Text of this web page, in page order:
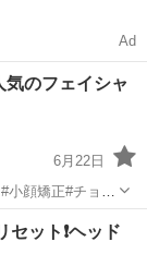
Ad
のフェイシャ
6月22日
小顔矯正#チョイ
ット❗️ヘッド